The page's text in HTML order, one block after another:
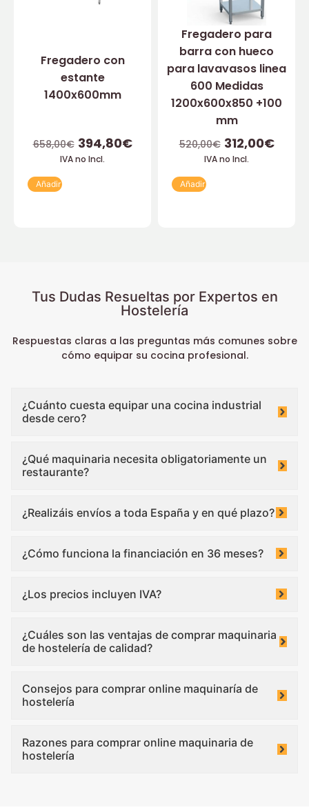
Fregadero con
estante
1400x600mm
658,00€ 394,80€
IVA no Incl.
Añadir
Fregadero para
barra con hueco
para lavavasos linea
600 Medidas
1200x600x850 +100
mm
520,00€ 312,00€
IVA no Incl.
Añadir
Tus Dudas Resueltas por Expertos en
Hostelería
Respuestas claras a las preguntas más comunes sobre
cómo equipar su cocina profesional.
¿Cuánto cuesta equipar una cocina industrial
desde cero?
¿Qué maquinaria necesita obligatoriamente un
restaurante?
¿Realizáis envíos a toda España y en qué plazo?
¿Cómo funciona la financiación en 36 meses?
¿Los precios incluyen IVA?
¿Cuáles son las ventajas de comprar maquinaria
de hostelería de calidad?
Consejos para comprar online maquinaría de
hostelería
Razones para comprar online maquinaria de
hostelería